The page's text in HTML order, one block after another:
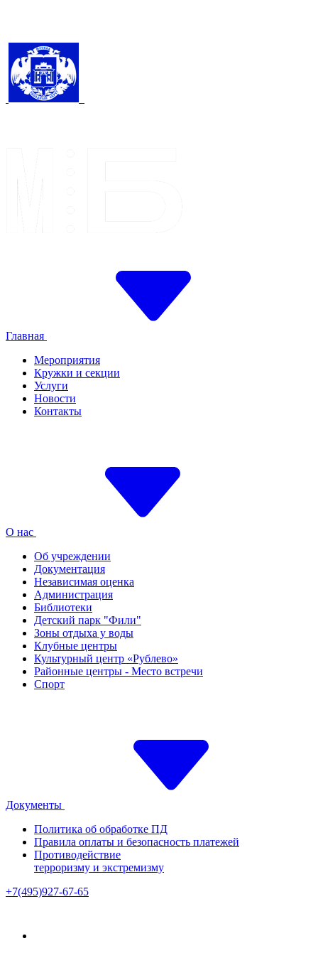
Главная
Мероприятия
Кружки и секции
Услуги
Новости
Контакты
О нас
Об учреждении
Документация
Независимая оценка
Администрация
Библиотеки
Детский парк "Фили"
Зоны отдыха у воды
Клубные центры
Культурный центр «Рублево»
Районные центры - Место встречи
Спорт
Документы
Политика об обработке ПД
Правила оплаты и безопасность платежей
Противодействие
терроризму и экстремизму
+7(495)927-67-65